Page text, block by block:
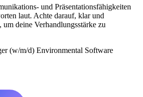
und Präsentationsfähigkeiten
laut. Achte darauf, klar und
um deine Verhandlungsstärke zu
(w/m/d) Environmental Software